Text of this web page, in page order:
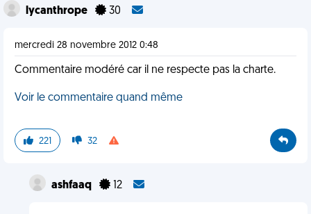
lycanthrope 30
mercredi 28 novembre 2012 0:48
Commentaire modéré car il ne respecte pas la charte.
Voir le commentaire quand même
221 32
ashfaaq 12